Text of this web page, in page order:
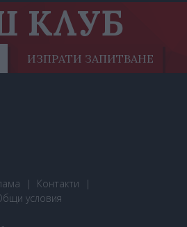
КЛУБ
ИЗПРАТИ ЗАПИТВАНЕ
Контакти
условия